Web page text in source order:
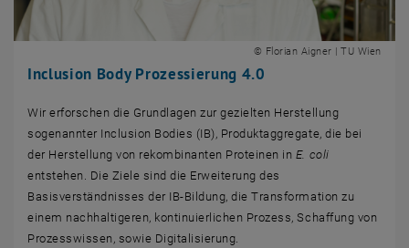
Inclusion Body Prozessierung 4.0
© Florian Aigner | TU Wien
Wir erforschen die Grundlagen zur gezielten Herstellung
sogenannter Inclusion Bodies (IB), Produktaggregate, die bei
der Herstellung von rekombinanten Proteinen in E. coli
entstehen. Die Ziele sind die Erweiterung des
Basisverständnisses der IB-Bildung, die Transformation zu
einem nachhaltigeren, kontinuierlichen Prozess, Schaffung von
Prozesswissen, sowie Digitalisierung.